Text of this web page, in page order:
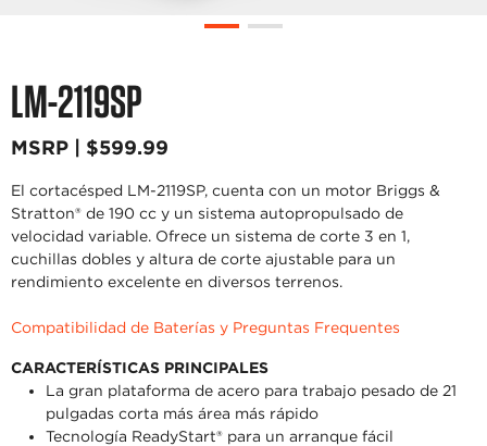
LM-2119SP
MSRP | $599.99
El cortacésped LM-2119SP, cuenta con un motor Briggs &
Stratton® de 190 cc y un sistema autopropulsado de
velocidad variable. Ofrece un sistema de corte 3 en 1,
cuchillas dobles y altura de corte ajustable para un
rendimiento excelente en diversos terrenos.
Compatibilidad de Baterías y Preguntas Frequentes
CARACTERÍSTICAS PRINCIPALES
La gran plataforma de acero para trabajo pesado de 21
pulgadas corta más área más rápido
Tecnología ReadyStart® para un arranque fácil